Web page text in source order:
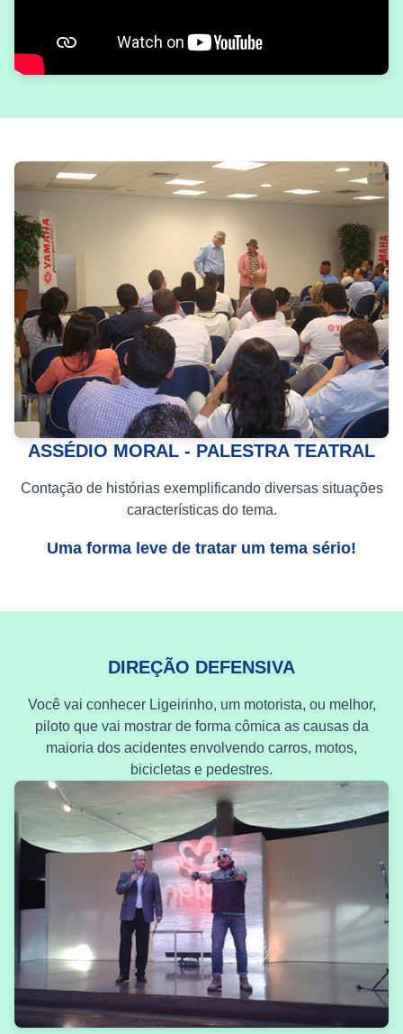
ASSÉDIO MORAL - PALESTRA TEATRAL
Contação de histórias exemplificando diversas situações
características do tema.
Uma forma leve de tratar um tema sério!
DIREÇÃO DEFENSIVA
Você vai conhecer Ligeirinho, um motorista, ou melhor,
piloto que vai mostrar de forma cômica as causas da
maioria dos acidentes envolvendo carros, motos,
bicicletas e pedestres.